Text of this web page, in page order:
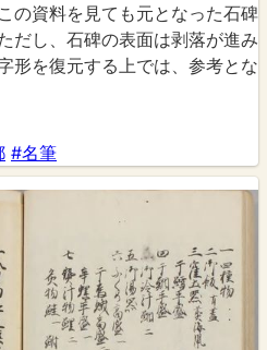
の資料を見ても元となった石碑
だし、石碑の表面は剥落が進み
形を復元する上では、参考とな
#名筆